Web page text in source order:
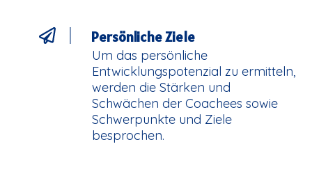
Persönliche Ziele
Um das persönliche
Entwicklungspotenzial zu ermitteln,
werden die Stärken und
Schwächen der Coachees sowie
Schwerpunkte und Ziele
besprochen.